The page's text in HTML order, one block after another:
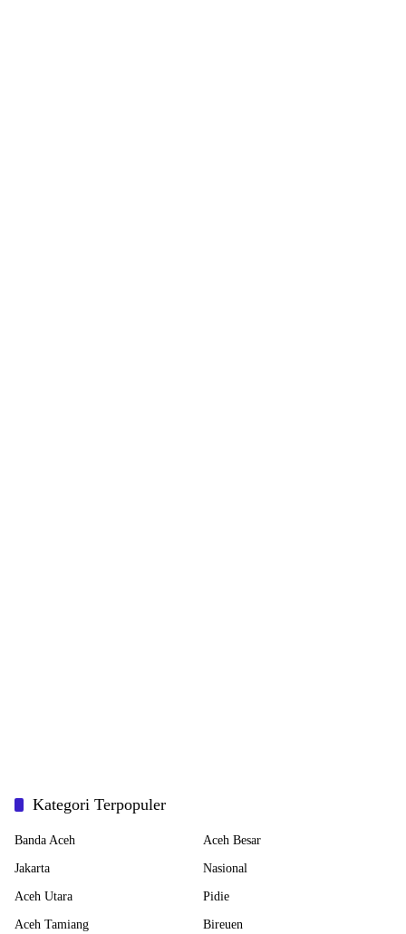
Kategori Terpopuler
Banda Aceh Aceh Besar
Jakarta Nasional
Aceh Utara Pidie
Aceh Tamiang Bireuen